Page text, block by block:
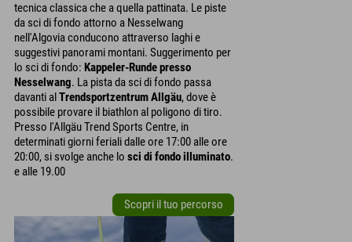
tecnica classica che a quella pattinata. Le piste
da sci di fondo attorno a Nesselwang
nell'Algovia conducono attraverso laghi e
suggestivi panorami montani. Suggerimento per
lo sci di fondo: Kappeler-Runde presso
Nesselwang. La pista da sci di fondo passa
davanti alTrendsportzentrum Allgäu, dove è
possibile provare il biathlon al poligono di tiro.
Presso l'Allgäu Trend Sports Centre, in
determinati giorni feriali dalle ore 17:00 alle ore
20:00, si svolge anche lo sci di fondo illuminato.
e alle 19.00
Scopri il tuo percorso